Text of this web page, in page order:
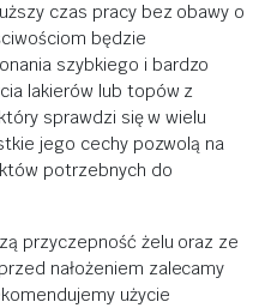
czas pracy bez obawy o
będzie
szybkiego i bardzo
lakierów lub topów z
sprawdzi się w wielu
jego cechy pozwolą na
potrzebnych do
przyczepność żelu oraz ze
nałożeniem zalecamy
użycie